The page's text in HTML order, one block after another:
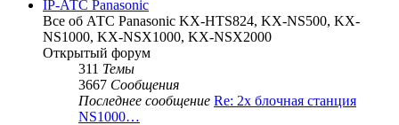
IP-АТС Panasonic
Все об АТС Panasonic KX-HTS824, KX-NS500, KX-
NS1000, KX-NSX1000, KX-NSX2000
Открытый форум
311 Темы
3667 Сообщения
Последнее сообщение Re: 2х блочная станция
NS1000…